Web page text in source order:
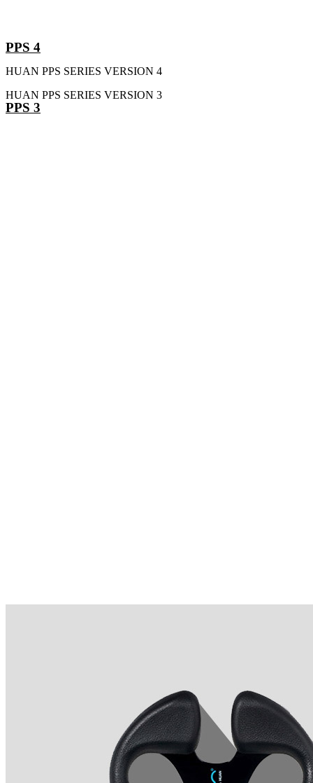
PPS 4
HUAN PPS SERIES VERSION 4
HUAN PPS SERIES VERSION 3
PPS 3